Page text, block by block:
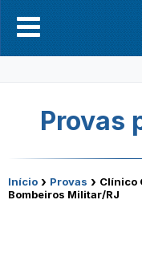
Provas
Início › Provas › Clínico
Bombeiros Militar/RJ